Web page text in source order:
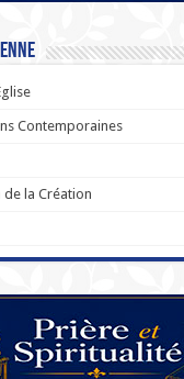
Contemporaines
la Création